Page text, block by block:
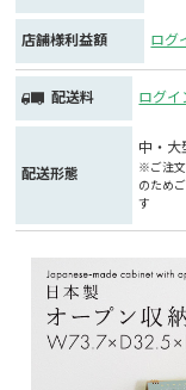
店舗様利益額 ログ
配送料 ログイ
配送形態
中・大
※ご注文
のため
す